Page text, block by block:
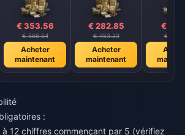
€ 353.56
€ 566.54
Acheter
maintenant
€ 282.85
€ 453.23
Acheter
maintenant
€
€
:
à 12 chiffres commençant par 5 (vérifiez